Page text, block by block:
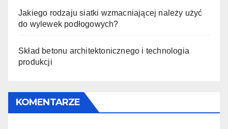
Jakiego rodzaju siatki wzmacniającej należy użyć
do wylewek podłogowych?
Skład betonu architektonicznego i technologia
produkcji
KOMENTARZE